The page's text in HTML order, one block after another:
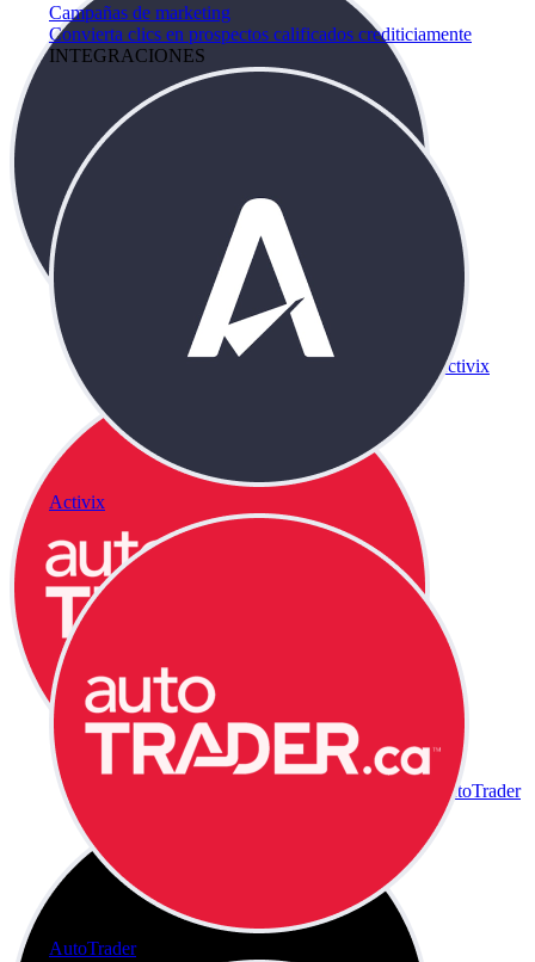
Campañas de marketing
Convierta clics en prospectos calificados crediticiamente
INTEGRACIONES
Activix
AutoTrader
Activix
AutoTrader